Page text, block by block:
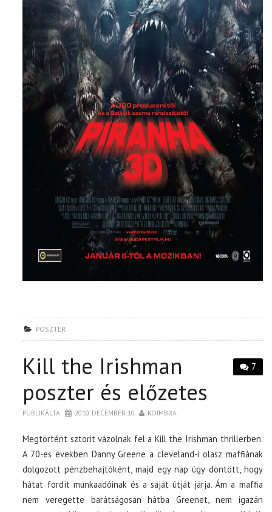
POSZTER
7
Kill the Irishman
poszter és előzetes
PUBLIKÁLTA 2010. DECEMBER 10. KOIMBRA
Megtörtént sztorit vázolnak fel a Kill the Irishman thrillerben.
A 70-es években Danny Greene a cleveland-i olasz maffiának
dolgozott pénzbehajtóként, majd egy nap úgy döntött, hogy
hátat fordít munkaadóinak és a saját útját járja. Ám a maffia
nem veregette barátságosan hátba Greenet, nem igazán